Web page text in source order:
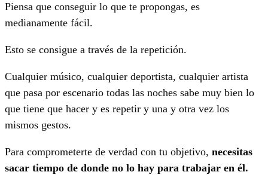
Piensa que conseguir lo que te propongas, es
medianamente fácil.
Esto se consigue a través de la repetición.
Cualquier músico, cualquier deportista, cualquier artista
que pasa por escenario todas las noches sabe muy bien lo
que tiene que hacer y es repetir y una y otra vez los
mismos gestos.
Para comprometerte de verdad con tu objetivo, necesitas
sacar tiempo de donde no lo hay para trabajar en él.